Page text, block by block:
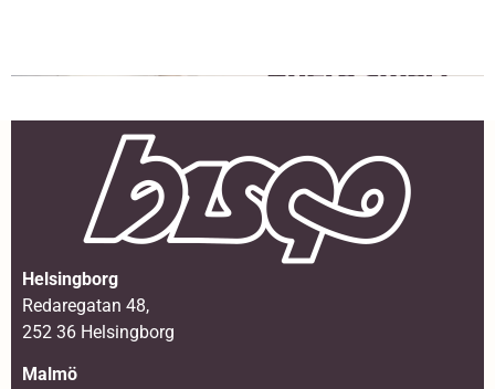
Helsingborg
Redaregatan 48,
252 36 Helsingborg
Malmö